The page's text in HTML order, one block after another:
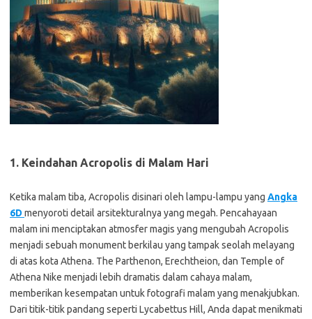
1. Keindahan Acropolis di Malam Hari
Ketika malam tiba, Acropolis disinari oleh lampu-lampu yang Angka
6D menyoroti detail arsitekturalnya yang megah. Pencahayaan
malam ini menciptakan atmosfer magis yang mengubah Acropolis
menjadi sebuah monument berkilau yang tampak seolah melayang
di atas kota Athena. The Parthenon, Erechtheion, dan Temple of
Athena Nike menjadi lebih dramatis dalam cahaya malam,
memberikan kesempatan untuk fotografi malam yang menakjubkan.
Dari titik-titik pandang seperti Lycabettus Hill, Anda dapat menikmati